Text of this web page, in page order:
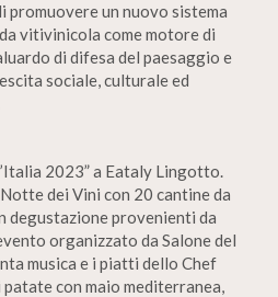
promuovere un nuovo sistema
vitivinicola come motore di
di difesa del paesaggio e
sociale, culturale ed
2023” a Eataly Lingotto.
dei Vini con 20 cantine da
degustazione provenienti da
organizzato da Salone del
musica e i piatti dello Chef
con maio mediterranea,